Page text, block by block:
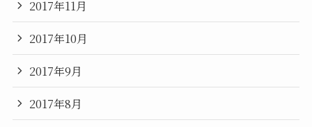
2017年11月
2017年10月
2017年9月
2017年8月